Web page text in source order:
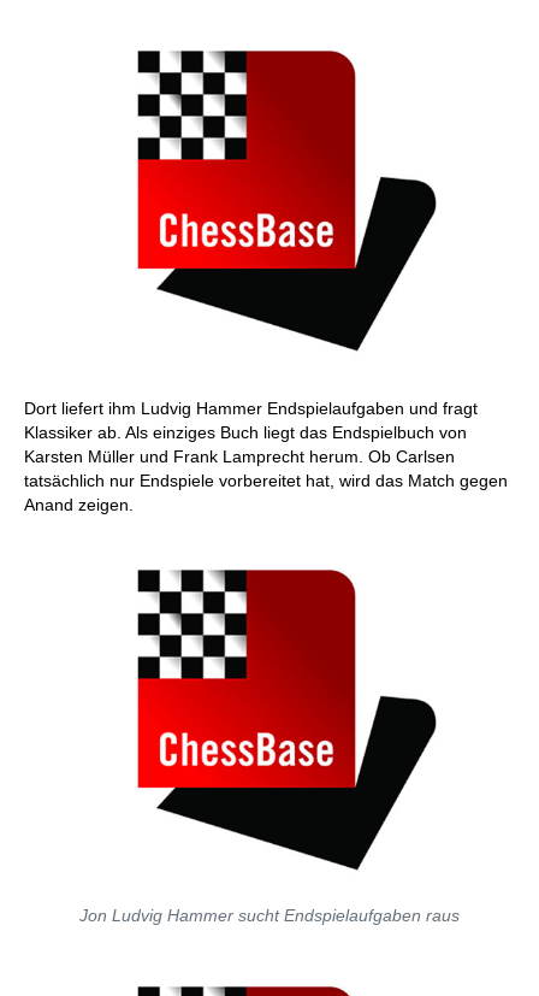
Dort liefert ihm Ludvig Hammer Endspielaufgaben und fragt
Klassiker ab. Als einziges Buch liegt das Endspielbuch von
Karsten Müller und Frank Lamprecht herum. Ob Carlsen
tatsächlich nur Endspiele vorbereitet hat, wird das Match gegen
Anand zeigen.
Jon Ludvig Hammer sucht Endspielaufgaben raus